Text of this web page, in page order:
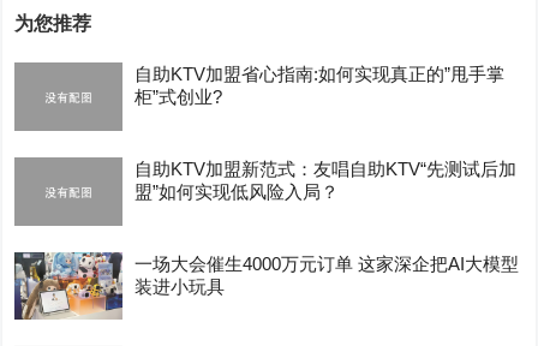
为您推荐
自助KTV加盟省心指南:如何实现真正的”甩手掌
柜”式创业?
自助KTV加盟新范式：友唱自助KTV“先测试后加
盟”如何实现低风险入局？
一场大会催生4000万元订单 这家深企把AI大模型
装进小玩具